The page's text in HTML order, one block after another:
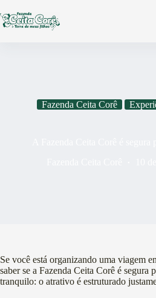
para
o
Fazenda Ceita Corê
Se você está organizando uma viagem
saber se a Fazenda Ceita Corê é segura
tranquilo: o atrativo é estruturado